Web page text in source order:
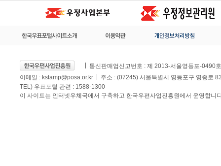
통신판매업신고번호 : 제 2013-서울영등포-0490호
이메일 : kstamp@posa.or.kr
주소 : (07245) 서울특별시 영등포구 영중로
TEL) 우표포털 관련 : 1588-1300
이 사이트는 인터넷우체국에서 구축하고 한국우편사업진흥원에서 운영합니